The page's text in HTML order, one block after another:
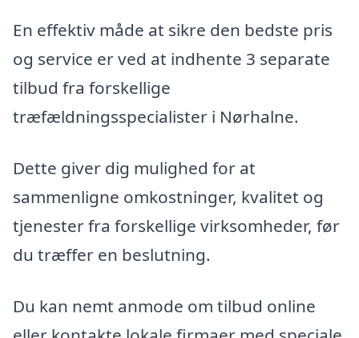
En effektiv måde at sikre den bedste pris
og service er ved at indhente 3 separate
tilbud fra forskellige
træfældningsspecialister i Nørhalne.
Dette giver dig mulighed for at
sammenligne omkostninger, kvalitet og
tjenester fra forskellige virksomheder, før
du træffer en beslutning.
Du kan nemt anmode om tilbud online